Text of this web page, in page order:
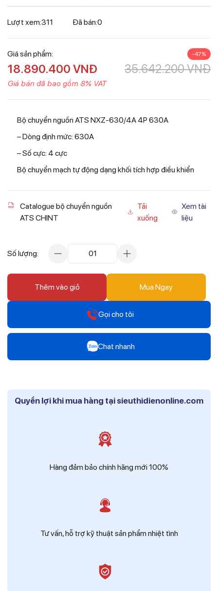
Lượt xem:311 Đã bán:0
Giá sản phẩm: -47%
35.642.200VNĐ
18.890.400 VNĐ
Giá bán đã bao gồm 8% VAT
Bộ chuyển nguồn ATS NXZ-630/4A 4P 630A
– Dòng định mức: 630A
– Số cực: 4 cực
Bộ chuyển mạch tự động dạng khối tích hợp điều khiển
Catalogue bộ chuyển nguồn
ATS CHINT
Tải
xuống
Xem tài
liệu
Số lượng: 01
Thêm vào giỏ Mua Ngay
Gọi cho tôi
0916 804 808
Chat nhanh
Mr Trâm - Điện Thái Dương
Quyền lợi khi mua hàng tại sieuthidienonline.com
Hàng đảm bảo chính hãng mới 100%
Tư vấn, hỗ trợ kỹ thuật sản phẩm nhiệt tình